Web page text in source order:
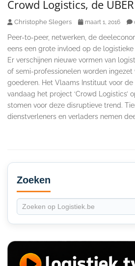
Crowd Logistics, de
Christophe Slegers maart 1, 2016
Peer-to-peer, netwerken, de
eens een grote invloed op de
Er verschijnen nieuwe vormen van
of semi-professionelen worden
goederen. Het Vlaams Instituut voor de
vandaag het project ‘Crowd Logistics’
stomen voor deze disruptieve trend.
dienstverleners en verladers nemen
Secondary
Sidebar
Zoeken